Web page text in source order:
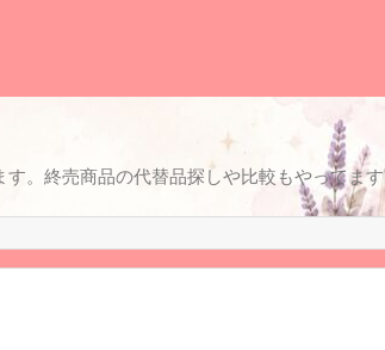
。終売商品の代替品探しや比較もやってます